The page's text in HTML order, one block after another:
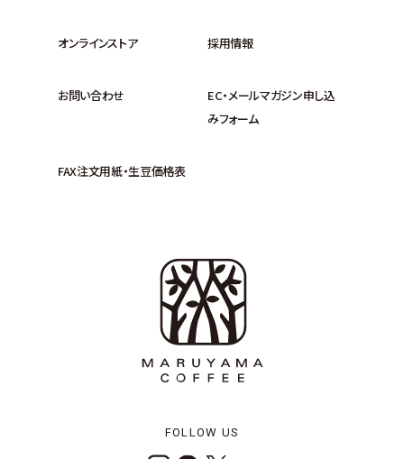
オンラインストア 採用情報
お問い合わせ
EC・メールマガジン申し込
みフォーム
FAX注文用紙・生豆価格表
FOLLOW US